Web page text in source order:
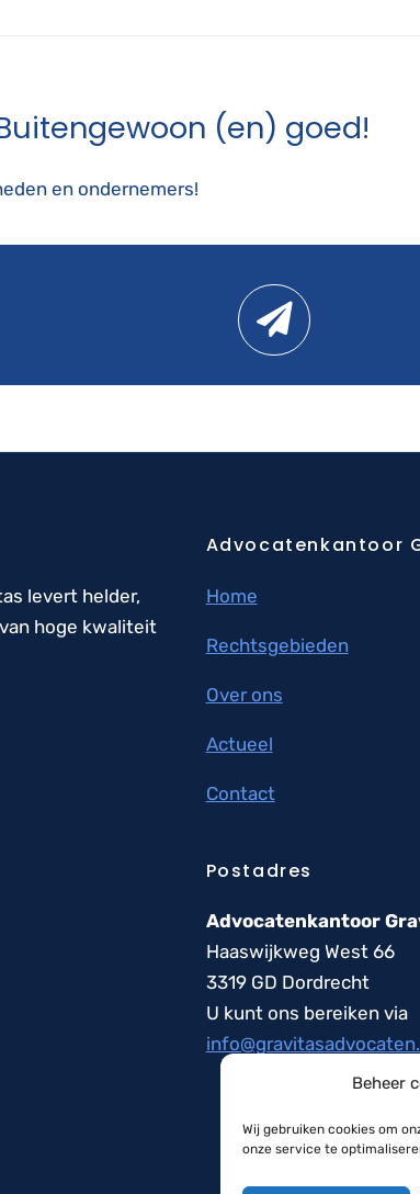
Beheer
Wij gebruiken cookies om
onze service te
(en) goed!
en ondernemers!
levert helder,
hoge kwaliteit
Advocatenkantoor
Home
Rechtsgebieden
Over ons
Actueel
Contact
Postadres
Advocatenkantoor
Haaswijkweg West 66
3319 GD Dordrecht
U kunt ons bereiken via